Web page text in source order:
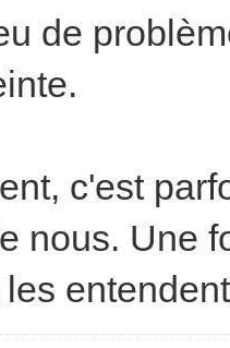
de
c'est
nous. Une
entendent